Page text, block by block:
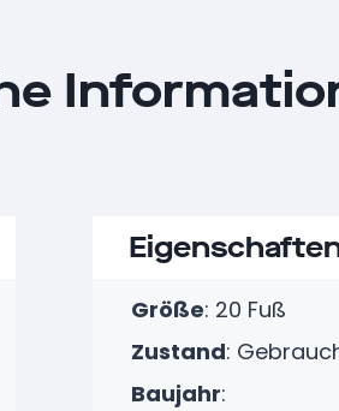
Größe: 20 Fuß
Zustand:
Baujahr: